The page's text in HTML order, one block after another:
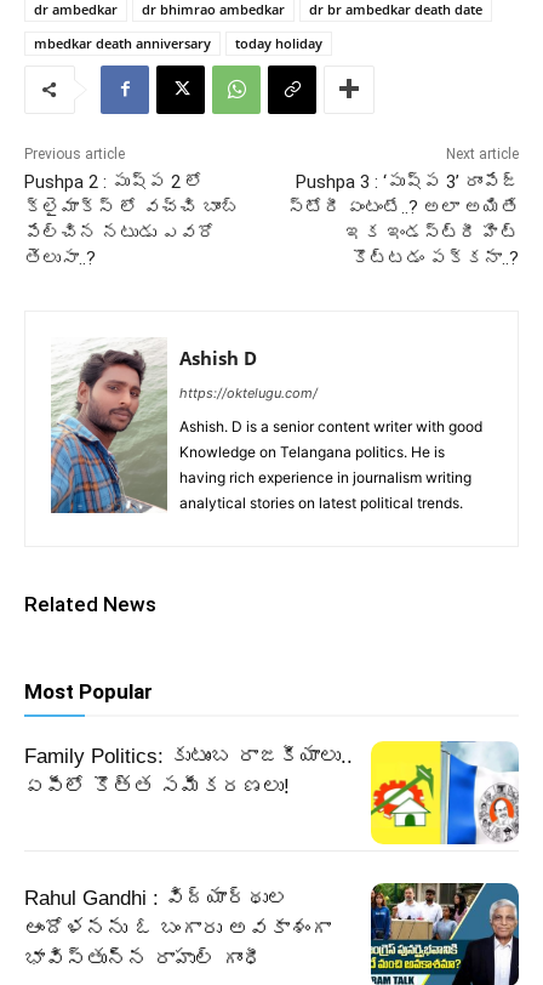
dr ambedkar dr bhimrao ambedkar
dr br ambedkar death date
mbedkar death anniversary
today holiday
Previous article
Pushpa 2 : పుష్ప 2 లో
క్లైమాక్స్ లో వచ్చి బాంబ్
పేల్చిన నటుడు ఎవరో
తెలుసా..?
Next article
Pushpa 3 : ‘పుష్ప 3’ రాంపేజ్
స్టోరీ ఏంటంటే..? అలా అయితే
ఇక ఇండస్ట్రీ హిట్
కొట్టడం పక్కనా..?
Ashish D
https://oktelugu.com/
Ashish. D is a senior content writer with good
Knowledge on Telangana politics. He is
having rich experience in journalism writing
analytical stories on latest political trends.
Related News
Most Popular
Family Politics: కుటుంబ రాజకీయాలు..
ఏపీలో కొత్త సమీకరణలు!
Rahul Gandhi : విద్యార్థుల
ఆందోళనను ఓ బంగారు అవకాశంగా
భావిస్తున్న రాహుల్ గాంధీ